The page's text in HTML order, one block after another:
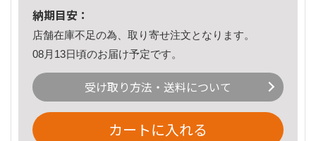
納期目安：
店舗在庫不足の為、取り寄せ注文となります。
08月13日頃のお届け予定です。
受け取り方法・送料について
カートに入れる